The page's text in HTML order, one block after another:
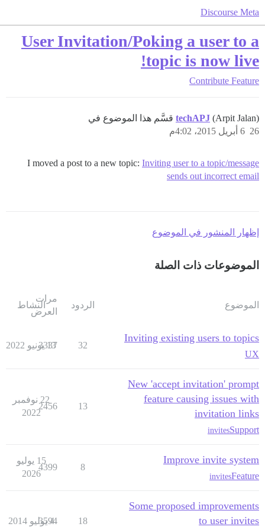
Discourse Meta
User Invitation/Poking a user to a
topic is now live!
Contribute Feature
techAPJ (Arpit Jalan) قسَّم هذا الموضوع في
6 أبريل 2015، 4:02م 26
I moved a post to a new topic: Inviting user to a topic/message
sends out incorrect email
إظهار المنشور في الموضوع
الموضوعات ذات الصلة
الموضوع الردود
مرات
العرض
النشاط
Inviting existing users to topics
UX
32
3337
13 يونيو 2022
New 'accept invitation' prompt
feature causing issues with
invitation links
Support
invites
13
2456
22 نوفمبر
2022
Improve invite system
Feature
invites
8
4399
15 يوليو
2026
Some proposed improvements
to user invites
18
3594
4 يوليو 2014